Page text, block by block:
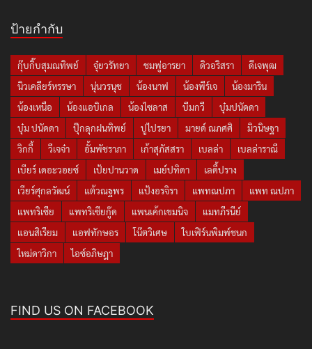
ป้ายกำกับ
กุ๊บกิ๊บสุมณทิพย์ จุ๋ยวรัทยา ชมพู่อารยา ดิวอริสรา
ดีเจพุฒ
นิวเคลียร์หรรษา
นุ่นวรนุช น้องนาฟ น้องพีร์เจ
น้องมาริน
น้องเหนือ
น้องแอบิเกล น้องไซลาส บีมกวี
บุ๋มปนัดดา
บุ๋ม ปนัดดา
ปุ๊กลุกฝนทิพย์ ปูไปรยา มายด์ ณภศศิ
มิวนิษฐา
วิกกี้
วีเจจ๋า อั้มพัชราภา เก้าสุภัสสรา เบลล่า
เบลล่าราณี
เบียร์ เดอะวอยซ์
เป้ยปานวาด เมย์ปทิดา
เลดี้ปราง
เวียร์ศุกลวัฒน์
แต้วณฐพร แป้งอรจิรา แพทณปภา
แพท ณปภา
แพทริเซีย
แพทริเซียกู๊ด แพนเค้กเขมนิจ
แมทภีรนีย์
แอนสิเรียม
แอฟทักษอร โน๊ตวิเศษ
ใบเฟิร์นพิมพ์ชนก
ใหม่ดาวิกา
ไอซ์อภิษฎา
FIND US ON FACEBOOK